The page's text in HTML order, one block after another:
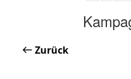
Zurück